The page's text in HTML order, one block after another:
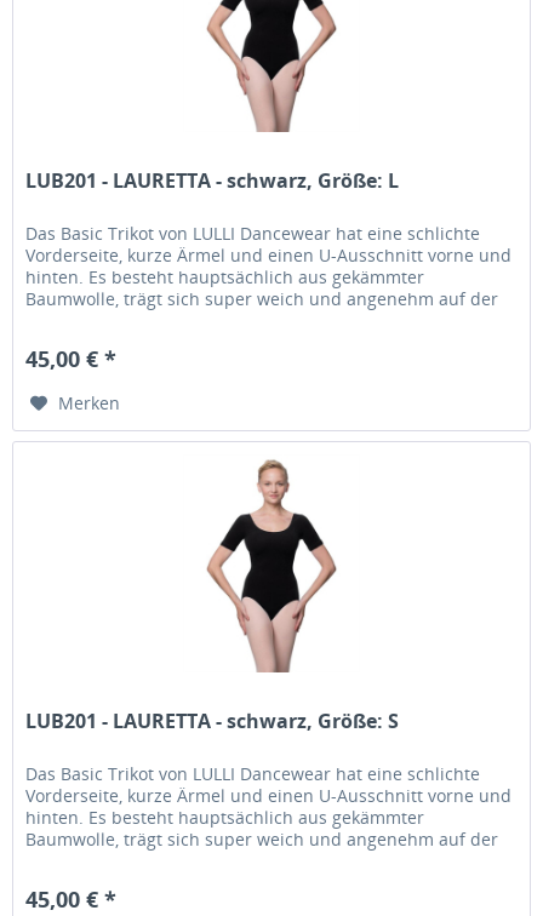
LUB201 - LAURETTA - schwarz, Größe: L
Das Basic Trikot von LULLI Dancewear hat eine schlichte
Vorderseite, kurze Ärmel und einen U-Ausschnitt vorne und
hinten. Es besteht hauptsächlich aus gekämmter
Baumwolle, trägt sich super weich und angenehm auf der
45,00 € *
Merken
LUB201 - LAURETTA - schwarz, Größe: S
Das Basic Trikot von LULLI Dancewear hat eine schlichte
Vorderseite, kurze Ärmel und einen U-Ausschnitt vorne und
hinten. Es besteht hauptsächlich aus gekämmter
Baumwolle, trägt sich super weich und angenehm auf der
45,00 € *